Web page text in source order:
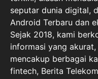
seputar dunia digital,
Android Terbaru dan
Sejak 2018, kami
informasi yang
mencakup berbagai
fintech, Berita